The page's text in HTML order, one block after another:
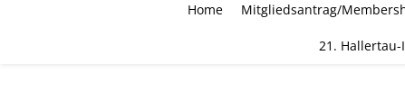
Home Mitgliedsantrag/
21.